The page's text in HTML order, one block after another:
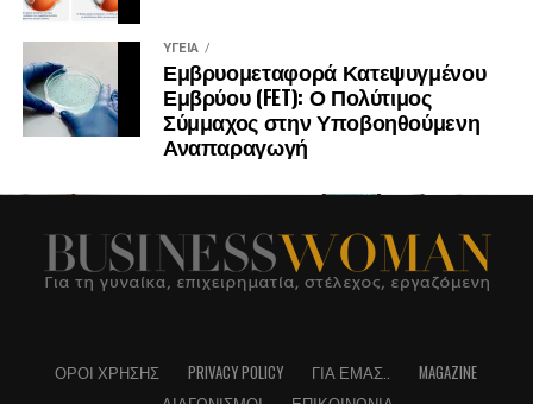
ΥΓΕΊΑ
Εμβρυομεταφορά Κατεψυγμένου
Εμβρύου (FET): Ο Πολύτιμος
Σύμμαχος στην Υποβοηθούμενη
Αναπαραγωγή
ΌΡΟΙ ΧΡΉΣΗΣ PRIVACY POLICY ΓΙΑ ΕΜΆΣ..
MAGAZINE